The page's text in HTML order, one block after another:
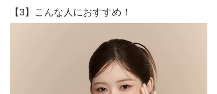
【3】こんな人におすすめ！